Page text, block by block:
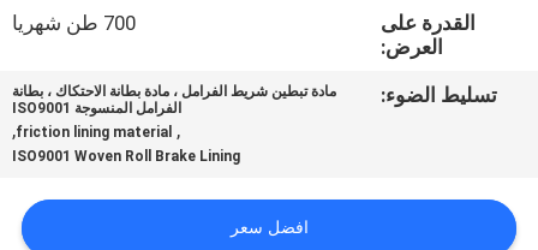
اقتباس
الموقع
القدرة على
العرض:
700 طن شهريا
تسليط الضوء:
مادة تبطين شريط الفرامل ، مادة بطانة الاحتكاك ، بطانة
الفرامل المنسوجة ISO9001
,
friction lining material
,
ISO9001 Woven Roll Brake Lining
افضل سعر